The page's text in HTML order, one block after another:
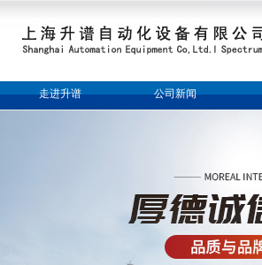
走进升谱 公司新闻